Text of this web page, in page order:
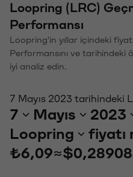
Loopring (LRC)
Performansı
Loopring'in yıllar içindeki
Performansını ve tarihindeki
iyi analiz edin.
7 Mayıs 2023 tarihindeki
7 Mayıs 2023
Loopring
fiyatı
₺6,09≈